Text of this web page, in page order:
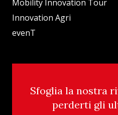
Mobility Innovation Tour
Innovation Agri
evenT
Sfoglia la nostra
perderti gli